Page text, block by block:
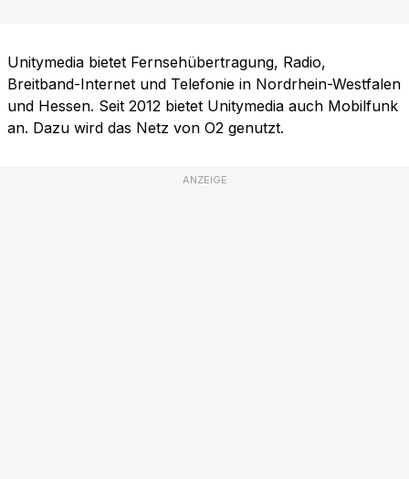
Unitymedia bietet Fernsehübertragung, Radio,
Breitband-Internet und Telefonie in Nordrhein-Westfalen
und Hessen. Seit 2012 bietet Unitymedia auch Mobilfunk
an. Dazu wird das Netz von O2 genutzt.
ANZEIGE